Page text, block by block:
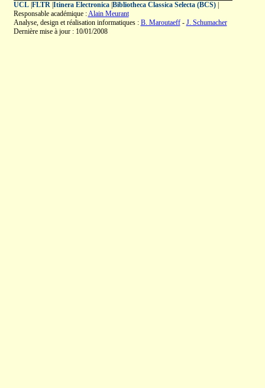
UCL| FLTR| Itinera Electronica| Bibliotheca Classica Selecta (BCS)|
Responsable académique :Alain Meurant
Analyse, design et réalisation informatiques : B. Maroutaeff- J. Schumacher
Dernière mise à jour : 10/01/2008